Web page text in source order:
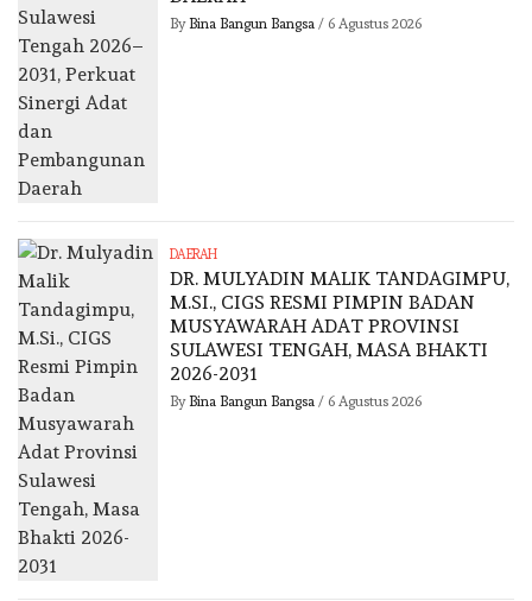
By Bina Bangun Bangsa/ 6 Agustus 2026
DAERAH
DR. MULYADIN MALIK TANDAGIMPU,
M.SI., CIGS RESMI PIMPIN BADAN
MUSYAWARAH ADAT PROVINSI
SULAWESI TENGAH, MASA BHAKTI
2026-2031
By Bina Bangun Bangsa/ 6 Agustus 2026